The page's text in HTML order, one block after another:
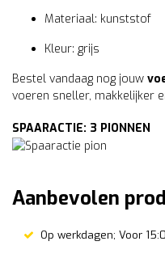
Materiaal: kunststof
Kleur: grijs
Bestel vandaag nog jouw
voeren sneller, makkelijker
SPAARACTIE: 3 PIONNEN
Aanbevolen
Op werkdagen; Voor